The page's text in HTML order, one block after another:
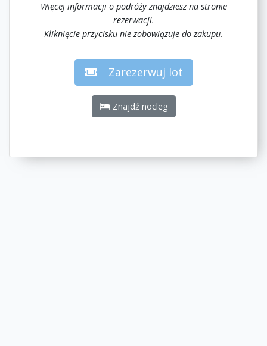
Więcej informacji o podróży znajdziesz na stronie
rezerwacji.
Kliknięcie przycisku nie zobowiązuje do zakupu.
Zarezerwuj lot
Znajdź nocleg